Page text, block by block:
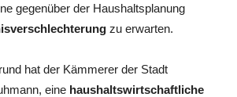
gegenüber der Haushaltsplanung
zu erwarten.
hat der Kämmerer der Stadt
eine haushaltswirtschaftliche